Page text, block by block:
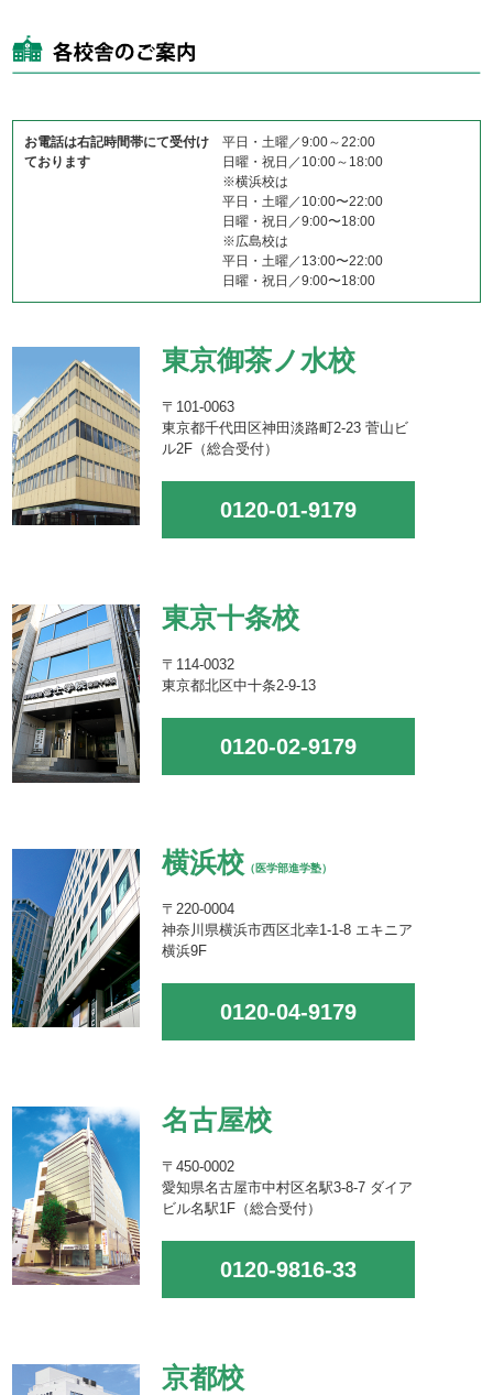
お電話は右記時間帯にて受付け
ております
平日・土曜／9:00～22:00
日曜・祝日／10:00～18:00
※横浜校は
平日・土曜／10:00〜22:00
日曜・祝日／9:00〜18:00
※広島校は
平日・土曜／13:00〜22:00
日曜・祝日／9:00〜18:00
東京御茶ノ水校
〒101-0063
東京都千代田区神田淡路町2-23 菅山ビ
ル2F（総合受付）
0120-01-9179
東京十条校
〒114-0032
東京都北区中十条2-9-13
0120-02-9179
横浜校 （医学部進学塾）
〒220-0004
神奈川県横浜市西区北幸1-1-8 エキニア
横浜9F
0120-04-9179
名古屋校
〒450-0002
愛知県名古屋市中村区名駅3-8-7 ダイア
ビル名駅1F（総合受付）
0120-9816-33
京都校